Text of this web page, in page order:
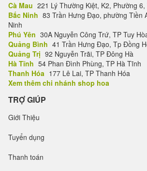
Cà Mau 221 Lý Thường Kiệt, K2, Phường
Bắc Ninh 83 Trần Hưng Đạo, phường Tiền
Ninh
Phú Yên 30A Nguyễn Công Trứ, TP Tuy
Quảng Bình 41 Trần Hưng Đạo, Tp Đồng
Quảng Trị 92 Nguyễn Trãi, TP Đông Hà
Hà Tĩnh 54 Phan Đình Phùng, TP Hà Tĩnh
Thanh Hóa 177 Lê Lai, TP Thanh Hóa
Xem thêm chi nhánh shop hoa
TRỢ GIÚP
Giới Thiệu
Tuyển dụng
Thanh toán